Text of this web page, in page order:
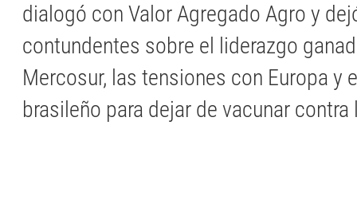
dialogó con Valor Agregado Agro y
contundentes sobre el liderazgo
Mercosur, las tensiones con Europa y
brasileño para dejar de vacunar